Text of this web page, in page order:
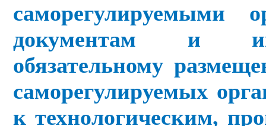
саморегулируемыми
документам и
обязательному
саморегулируемых
к технологическим,